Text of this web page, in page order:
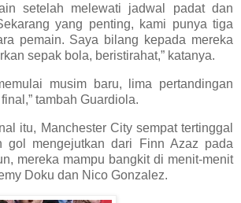
setelah melewati jadwal padat dan
yang penting, kami punya tiga
pemain. Saya bilang kepada mereka
sepak bola, beristirahat,” katanya.
musim baru, lima pertandingan
tambah Guardiola.
itu, Manchester City sempat tertinggal
gol mengejutkan dari Finn Azaz pada
mereka mampu bangkit di menit-menit
Doku dan Nico Gonzalez.